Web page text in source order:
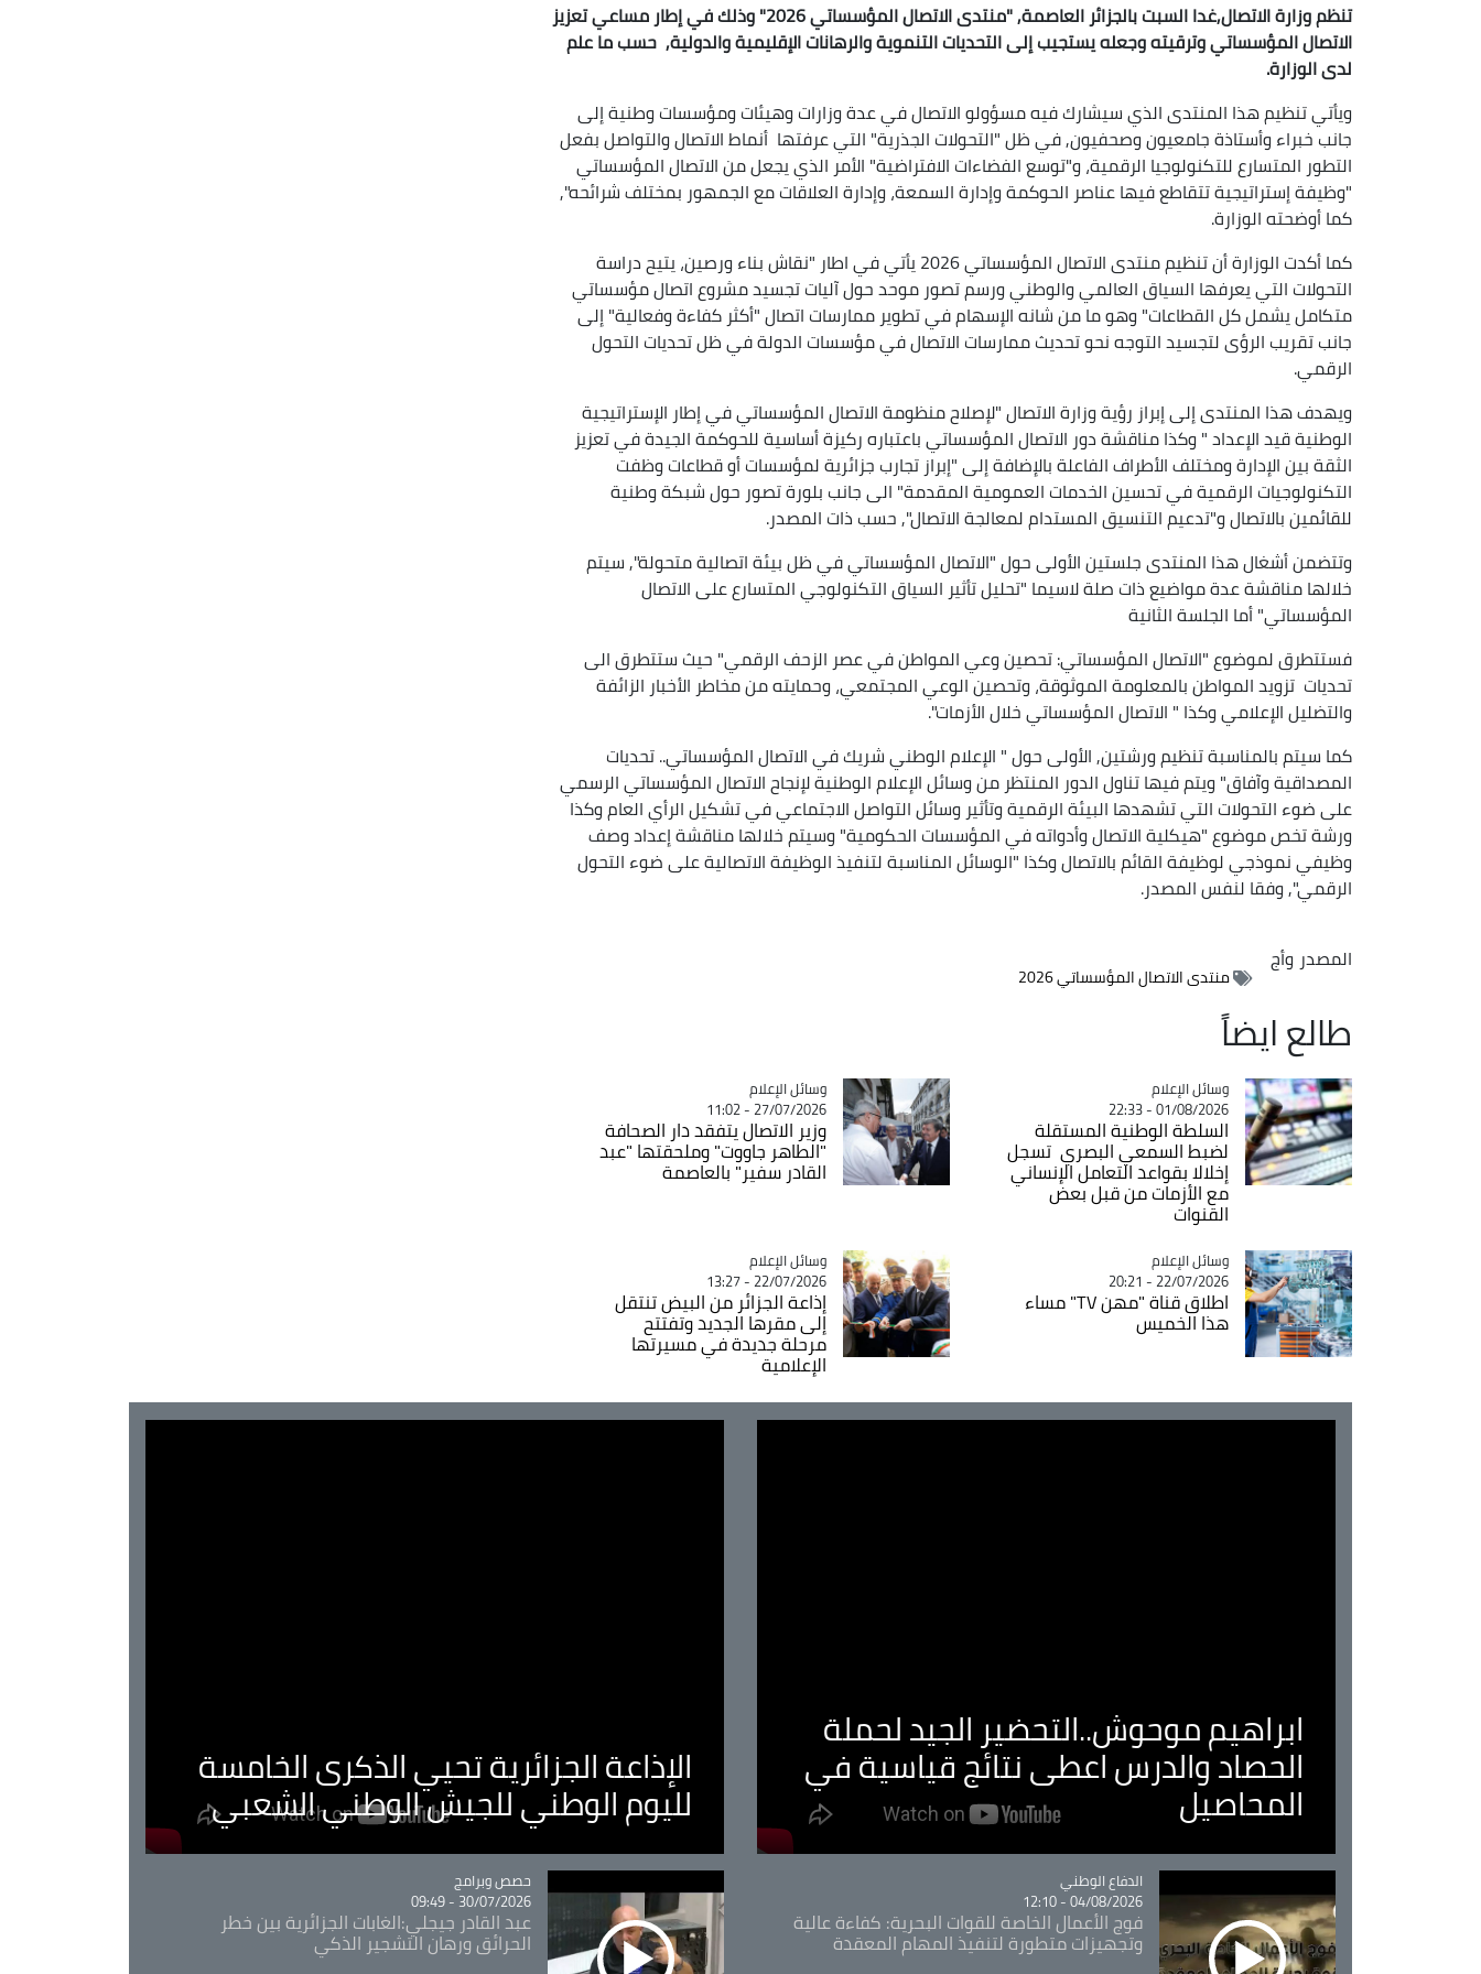
تنظم وزارة الاتصال,غدا السبت بالجزائر العاصمة, "منتدى الاتصال المؤسساتي 2026" وذلك في إطار مساعي تعزيز
الاتصال المؤسساتي وترقيته وجعله يستجيب إلى التحديات التنموية والرهانات الإقليمية والدولية, حسب ما علم
لدى الوزارة.
ويأتي تنظيم هذا المنتدى الذي سيشارك فيه مسؤولو الاتصال في عدة وزارات وهيئات ومؤسسات وطنية إلى
جانب خبراء وأستاذة جامعيون وصحفيون, في ظل "التحولات الجذرية" التي عرفتها أنماط الاتصال والتواصل بفعل
التطور المتسارع للتكنولوجيا الرقمية، و"توسع الفضاءات الافتراضية" الأمر الذي يجعل من الاتصال المؤسساتي
"وظيفة إستراتيجية تتقاطع فيها عناصر الحوكمة وإدارة السمعة، وإدارة العلاقات مع الجمهور بمختلف شرائحه",
كما أوضحته الوزارة.
كما أكدت الوزارة أن تنظيم منتدى الاتصال المؤسساتي 2026 يأتي في اطار "نقاش بناء ورصين، يتيح دراسة
التحولات التي يعرفها السياق العالمي والوطني ورسم تصور موحد حول آليات تجسيد مشروع اتصال مؤسساتي
متكامل يشمل كل القطاعات" وهو ما من شانه الإسهام في تطوير ممارسات اتصال "أكثر كفاءة وفعالية" إلى
جانب تقريب الرؤى لتجسيد التوجه نحو تحديث ممارسات الاتصال في مؤسسات الدولة في ظل تحديات التحول
الرقمي.
ويهدف هذا المنتدى إلى إبراز رؤية وزارة الاتصال "لإصلاح منظومة الاتصال المؤسساتي في إطار الإستراتيجية
الوطنية قيد الإعداد " وكذا مناقشة دور الاتصال المؤسساتي باعتباره ركيزة أساسية للحوكمة الجيدة في تعزيز
الثقة بين الإدارة ومختلف الأطراف الفاعلة بالإضافة إلى "إبراز تجارب جزائرية لمؤسسات أو قطاعات وظفت
التكنولوجيات الرقمية في تحسين الخدمات العمومية المقدمة" الى جانب بلورة تصور حول شبكة وطنية
للقائمين بالاتصال و"تدعيم التنسيق المستدام لمعالجة الاتصال", حسب ذات المصدر.
وتتضمن أشغال هذا المنتدى جلستين الأولى حول "الاتصال المؤسساتي في ظل بيئة اتصالية متحولة", سيتم
خلالها مناقشة عدة مواضيع ذات صلة لاسيما "تحليل تأثير السياق التكنولوجي المتسارع على الاتصال
المؤسساتي" أما الجلسة الثانية
فستتطرق لموضوع "الاتصال المؤسساتي: تحصين وعي المواطن في عصر الزحف الرقمي" حيث ستتطرق الى
تحديات تزويد المواطن بالمعلومة الموثوقة، وتحصين الوعي المجتمعي، وحمايته من مخاطر الأخبار الزائفة
والتضليل الإعلامي وكذا " الاتصال المؤسساتي خلال الأزمات".
كما سيتم بالمناسبة تنظيم ورشتين, الأولى حول " الإعلام الوطني شريك في الاتصال المؤسساتي.. تحديات
المصداقية وآفاق" ويتم فيها تناول الدور المنتظر من وسائل الإعلام الوطنية لإنجاح الاتصال المؤسساتي الرسمي
على ضوء التحولات التي تشهدها البيئة الرقمية وتأثير وسائل التواصل الاجتماعي في تشكيل الرأي العام وكذا
ورشة تخص موضوع "هيكلية الاتصال وأدواته في المؤسسات الحكومية" وسيتم خلالها مناقشة إعداد وصف
وظيفي نموذجي لوظيفة القائم بالاتصال وكذا "الوسائل المناسبة لتنفيذ الوظيفة الاتصالية على ضوء التحول
الرقمي", وفقا لنفس المصدر.
المصدر وأج
منتدى الاتصال المؤسساتي 2026
طالع ايضاً
Catégorie
وسائل الإعلام
01/08/2026 - 22:33
السلطة الوطنية المستقلة
لضبط السمعي البصري تسجل
إخلالا بقواعد التعامل الإنساني
مع الأزمات من قبل بعض
القنوات
Catégorie
وسائل الإعلام
27/07/2026 - 11:02
وزير الاتصال يتفقد دار الصحافة
"الطاهر جاووت" وملحقتها "عبد
القادر سفير" بالعاصمة
Catégorie
وسائل الإعلام
22/07/2026 - 20:21
اطلاق قناة "مهن TV" مساء
هذا الخميس
Catégorie
وسائل الإعلام
22/07/2026 - 13:27
إذاعة الجزائر من البيض تنتقل
إلى مقرها الجديد وتفتتح
مرحلة جديدة في مسيرتها
الإعلامية
ابراهيم موحوش..التحضير الجيد لحملة
الحصاد والدرس اعطى نتائج قياسية في
المحاصيل
الإذاعة الجزائرية تحيي الذكرى الخامسة
لليوم الوطني للجيش الوطني الشعبي
Catégorie
الدفاع الوطني
04/08/2026 - 12:10
فوج الأعمال الخاصة للقوات البحرية: كفاءة عالية
وتجهيزات متطورة لتنفيذ المهام المعقدة
Catégorie
حصص وبرامج
30/07/2026 - 09:49
عبد القادر جيجلي:الغابات الجزائرية بين خطر
الحرائق ورهان التشجير الذكي